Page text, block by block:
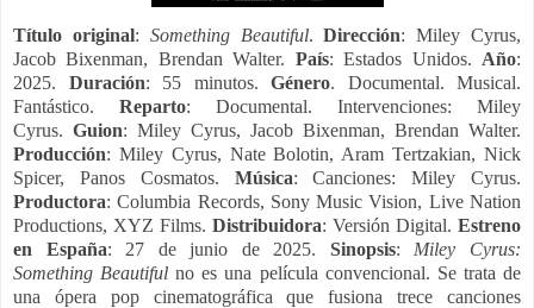
Título original: Something Beautiful.Dirección: Miley Cyrus,
Jacob Bixenman, Brendan Walter. País: Estados Unidos. Año:
2025. Duración: 55 minutos. Género. Documental. Musical.
Fantástico. Reparto: Documental. Intervenciones: Miley
Cyrus. Guion: Miley Cyrus, Jacob Bixenman, Brendan Walter.
Producción: Miley Cyrus, Nate Bolotin, Aram Tertzakian, Nick
Spicer, Panos Cosmatos. Música: Canciones: Miley Cyrus.
Productora: Columbia Records, Sony Music Vision, Live Nation
Productions, XYZ Films. Distribuidora: Versión Digital. Estreno
en España: 27 de junio de 2025. Sinopsis: Miley Cyrus:
Something Beautiful no es una película convencional. Se trata de
una ópera pop cinematográfica que fusiona trece canciones